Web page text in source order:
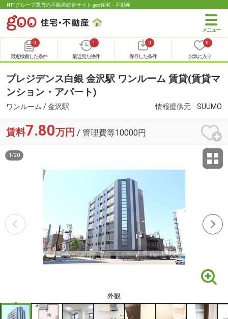
NTTグループ運営の不動産総合サイト goo住宅・不動産
0
最近検索した条件
1
最近見た物件
0
保存した条件
0
お気に入り
プレジデンス白銀 金沢駅 ワンルーム 賃貸(賃貸マ
ンション・アパート)
ワンルーム / 金沢駅 情報提供元 SUUMO
賃料7.80万円 / 管理費等10000円
外観
1 /20